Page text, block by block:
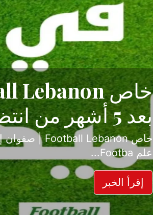
حكاية نجاح تبدأ
الدرجة الأولى
بعد موسم حافل بالإثارة والصراع
حسم ل...
إقرأ الخبر